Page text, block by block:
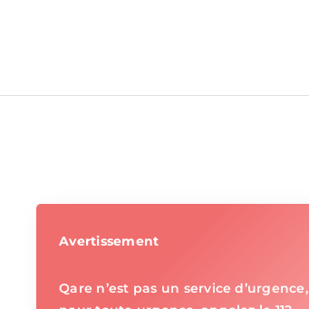
Avertissement
Qare n’est pas un service d’urgence,